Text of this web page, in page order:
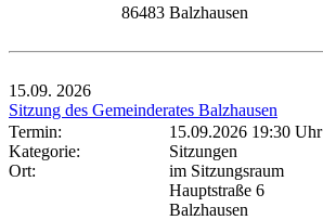
86483 Balzhausen
15.09. 2026
Sitzung des Gemeinderates Balzhausen
Termin:
15.09.2026 19:30 Uhr
Kategorie:
Sitzungen
Ort:
im Sitzungsraum
Hauptstraße 6
Balzhausen